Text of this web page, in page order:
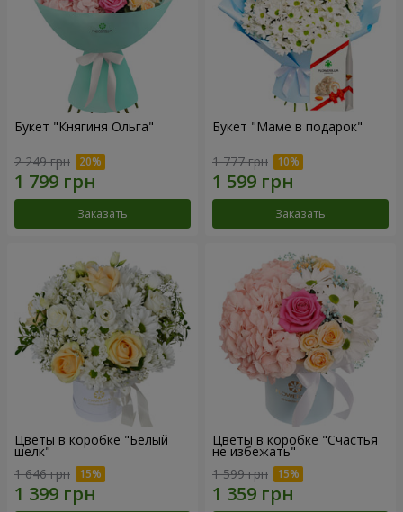
Букет "Княгиня Ольга"
2 249 грн
Заказать
Букет "Маме в подарок"
1 777 грн
Заказать
Цветы в коробке "Белый
шелк"
1 646 грн
Цветы в коробке "Счастья
не избежать"
1 599 грн